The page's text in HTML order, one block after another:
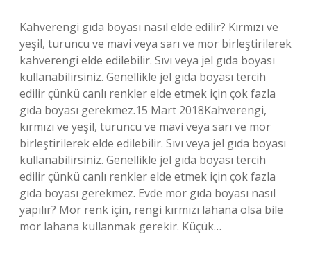
Kahverengi gıda boyası nasıl elde edilir? Kırmızı ve
yeşil, turuncu ve mavi veya sarı ve mor birleştirilerek
kahverengi elde edilebilir. Sıvı veya jel gıda boyası
kullanabilirsiniz. Genellikle jel gıda boyası tercih
edilir çünkü canlı renkler elde etmek için çok fazla
gıda boyası gerekmez.15 Mart 2018Kahverengi,
kırmızı ve yeşil, turuncu ve mavi veya sarı ve mor
birleştirilerek elde edilebilir. Sıvı veya jel gıda boyası
kullanabilirsiniz. Genellikle jel gıda boyası tercih
edilir çünkü canlı renkler elde etmek için çok fazla
gıda boyası gerekmez. Evde mor gıda boyası nasıl
yapılır? Mor renk için, rengi kırmızı lahana olsa bile
mor lahana kullanmak gerekir. Küçük…